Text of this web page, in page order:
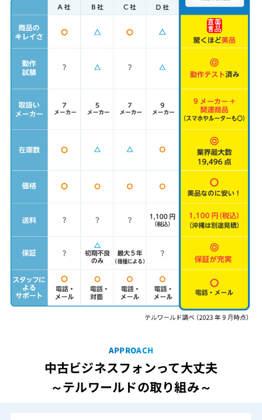
APPROACH
中古ビジネスフォンって大丈夫
～テルワールドの取り組み～